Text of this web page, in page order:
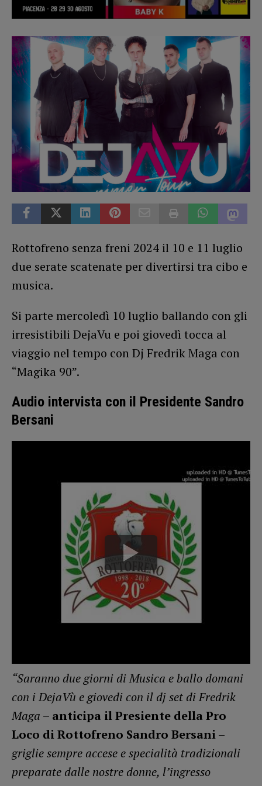
Rottofreno senza freni 2024 il 10 e 11 luglio
due serate scatenate per divertirsi tra cibo e
musica.
Si parte mercoledì 10 luglio ballando con gli
irresistibili DejaVu e poi giovedì tocca al
viaggio nel tempo con Dj Fredrik Maga con
“Magika 90”.
Audio intervista con il Presidente Sandro
Bersani
“Saranno due giorni di Musica e ballo domani
con i DejaVù e giovedi con il dj set di Fredrik
Maga – anticipa il Presiente della Pro
Loco di Rottofreno Sandro Bersani–
griglie sempre accese e specialità tradizionali
preparate dalle nostre donne, l’ingresso